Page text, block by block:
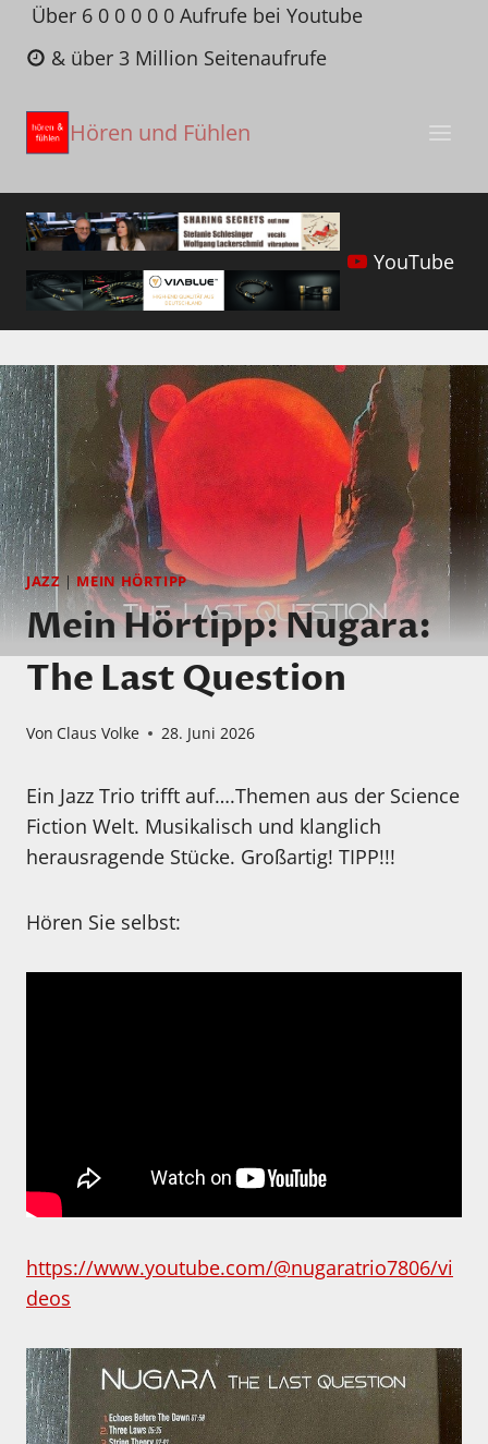
Zum
Inhalt
springen
Über 6 0 0 0 0 0 Aufrufe bei Youtube
& über 3 Million Seitenaufrufe
Hören und Fühlen
YouTube
JAZZ |MEIN HÖRTIPP
Mein Hörtipp: Nugara:
The Last Question
Von Claus Volke 28. Juni 2026
Ein Jazz Trio trifft auf….Themen aus der Science
Fiction Welt. Musikalisch und klanglich
herausragende Stücke. Großartig! TIPP!!!
Hören Sie selbst:
https://www.youtube.com/@nugaratrio7806/vi
deos